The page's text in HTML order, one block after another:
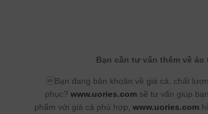
Bạn cần tư vấn thêm về áo
Bạn đang băn khoăn về giá cả, chất
phục? www.uories.comsẽ tư vấn giúp
phẩm với giá cả phù hợp, www.uories.com